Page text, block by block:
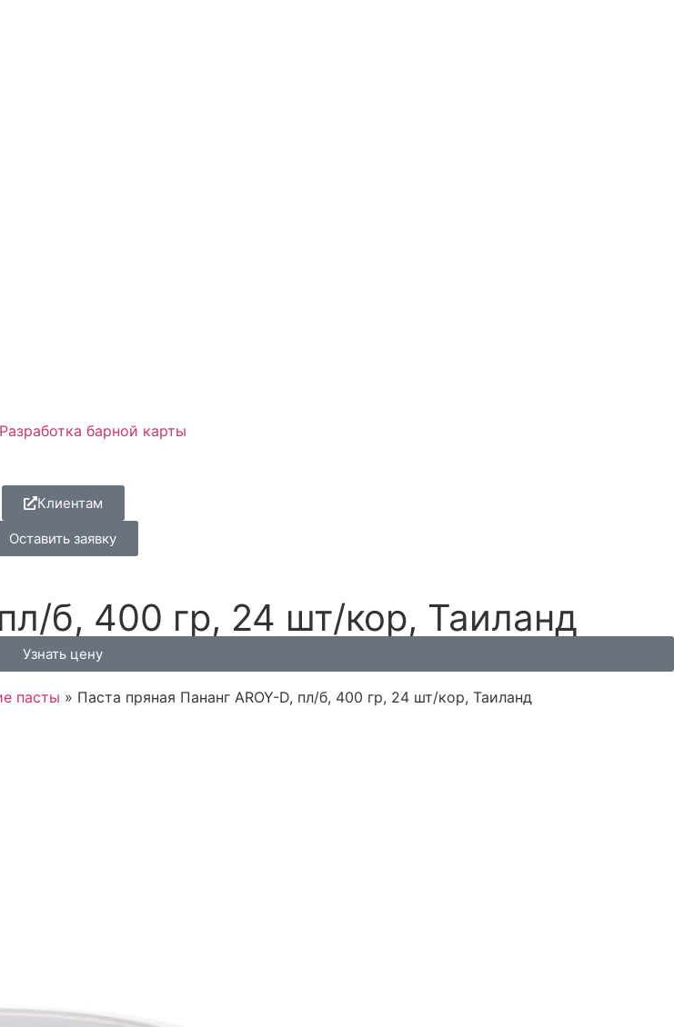
Разработка барной карты
Клиентам
Оставить заявку
б, 400 гр, 24 шт/кор, Таиланд
Узнать цену
пасты » Паста пряная Пананг AROY-D, пл/б, 400 гр, 24 шт/кор, Таиланд